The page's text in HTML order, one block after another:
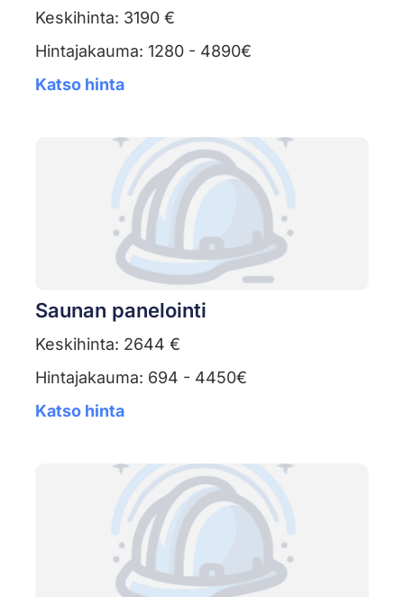
Keskihinta: 3190 €
Hintajakauma: 1280 - 4890€
Katso hinta
Saunan panelointi
Keskihinta: 2644 €
Hintajakauma: 694 - 4450€
Katso hinta